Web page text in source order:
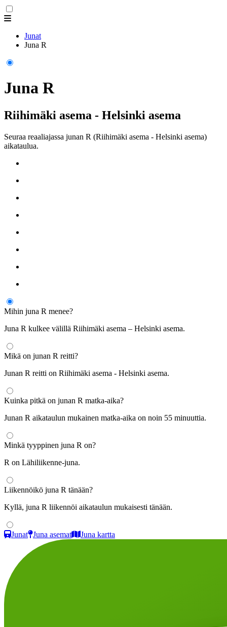
Junat
Juna R
Juna R
Riihimäki asema - Helsinki asema
Seuraa reaaliajassa junan R (Riihimäki asema - Helsinki asema)
aikataulua.
Mihin juna R menee?
Juna R kulkee välillä Riihimäki asema – Helsinki asema.
Mikä on junan R reitti?
Junan R reitti on Riihimäki asema - Helsinki asema.
Kuinka pitkä on junan R matka-aika?
Junan R aikataulun mukainen matka-aika on noin 55 minuuttia.
Minkä tyyppinen juna R on?
R on Lähiliikenne-juna.
Liikennöikö juna R tänään?
Kyllä, juna R liikennöi aikataulun mukaisesti tänään.
Junat Juna asemat Juna kartta